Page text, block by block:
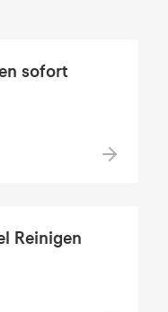
sofort
Reinigen